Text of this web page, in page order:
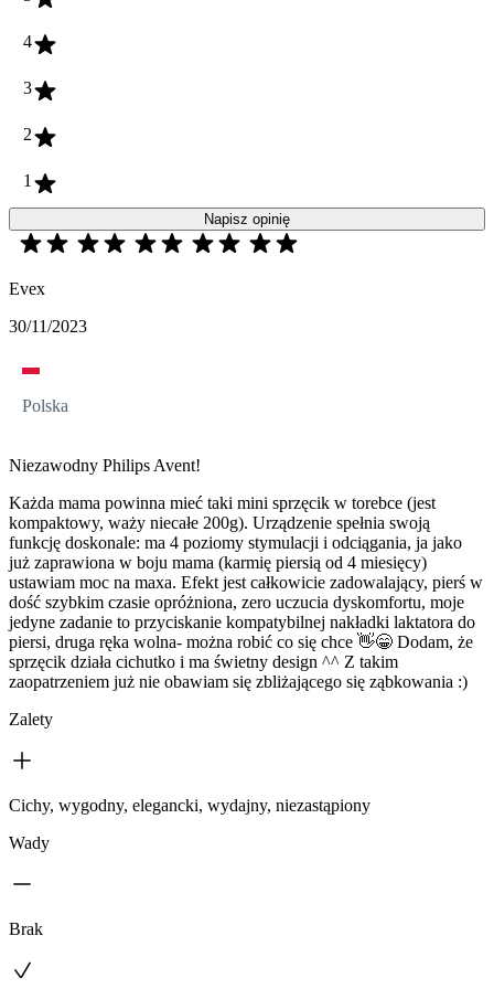
4
3
2
1
Napisz opinię
Evex
30/11/2023
Polska
Niezawodny Philips Avent!
Każda mama powinna mieć taki mini sprzęcik w torebce (jest
kompaktowy, waży niecałe 200g). Urządzenie spełnia swoją
funkcję doskonale: ma 4 poziomy stymulacji i odciągania, ja jako
już zaprawiona w boju mama (karmię piersią od 4 miesięcy)
ustawiam moc na maxa. Efekt jest całkowicie zadowalający, pierś w
dość szybkim czasie opróżniona, zero uczucia dyskomfortu, moje
jedyne zadanie to przyciskanie kompatybilnej nakładki laktatora do
piersi, druga ręka wolna- można robić co się chce 👋😁 Dodam, że
sprzęcik działa cichutko i ma świetny design ^^ Z takim
zaopatrzeniem już nie obawiam się zbliżającego się ząbkowania :)
Zalety
Cichy, wygodny, elegancki, wydajny, niezastąpiony
Wady
Brak